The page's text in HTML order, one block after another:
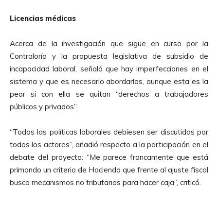
d
o
Licencias médicas
Acerca de la investigación que sigue en curso por la
Contraloría y la propuesta legislativa de subsidio de
incapacidad laboral, señaló que hay imperfecciones en el
sistema y que es necesario abordarlas, aunque esta es la
peor si con ella se quitan “derechos a trabajadores
públicos y privados”.
“Todas las políticas laborales debiesen ser discutidas por
todos los actores”, añadió respecto a la participación en el
debate del proyecto: “Me parece francamente que está
primando un criterio de Hacienda que frente al ajuste fiscal
busca mecanismos no tributarios para hacer caja”, criticó.